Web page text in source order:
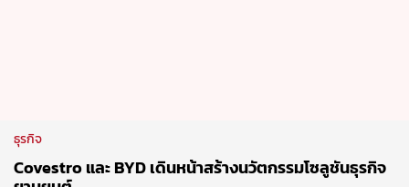
ธุรกิจ
Covestro และ BYD เดินหน้าสร้างนวัตกรรมโซลูชันธุรกิจ